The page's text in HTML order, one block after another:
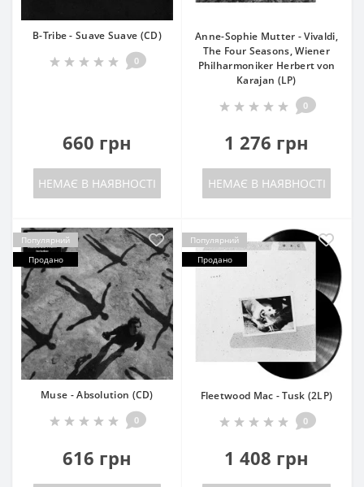
B-Tribe - Suave Suave (CD)
0
660 грн
НЕМАЄ В НАЯВНОСТІ
Anne-Sophie Mutter - Vivaldi,
The Four Seasons, Wiener
Philharmoniker Herbert von
Karajan (LP)
0
1 276 грн
НЕМАЄ В НАЯВНОСТІ
Популярний
Продано
Muse - Absolution (CD)
0
616 грн
Популярний
Продано
Fleetwood Mac - Tusk (2LP)
0
1 408 грн